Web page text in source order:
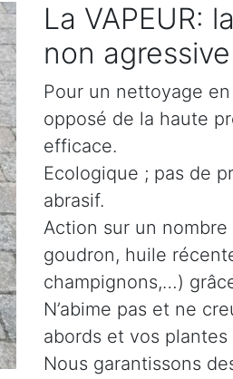
La VAPEUR:
non agressive
Pour un nettoyage
opposé de la haute
efficace.
Ecologique ; pas de
abrasif.
Action sur un
goudron, huile
champignons,…)
N’abime pas et ne
abords et vos
Nous garantissons